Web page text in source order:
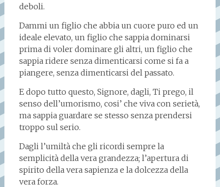
deboli.
Dammi un figlio che abbia un cuore puro ed un
ideale elevato, un figlio che sappia dominarsi
prima di voler dominare gli altri, un figlio che
sappia ridere senza dimenticarsi come si fa a
piangere, senza dimenticarsi del passato.
E dopo tutto questo, Signore, dagli, Ti prego, il
senso dell’umorismo, cosi’ che viva con serietà,
ma sappia guardare se stesso senza prendersi
troppo sul serio.
Dagli l’umiltà che gli ricordi sempre la
semplicità della vera grandezza; l’apertura di
spirito della vera sapienza e la dolcezza della
vera forza.